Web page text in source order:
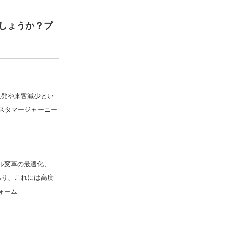
ょうか？プ
や来客減少とい
タマージャーニー
革の最適化、
、これには高度
ーム